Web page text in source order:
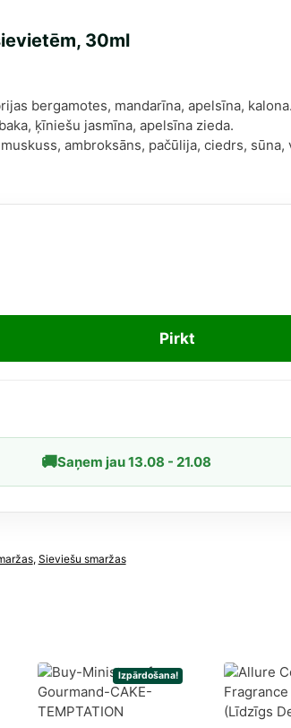
30ml
bergamotes, mandarīna, apelsīna, kalona.
ķīniešu jasmīna, apelsīna zieda.
ambroksāns, pačūlija, ciedrs, sūna,
Pirkt
🚚Saņem jau 13.08 - 21.08
, Sieviešu smaržas
Izpārdošana!